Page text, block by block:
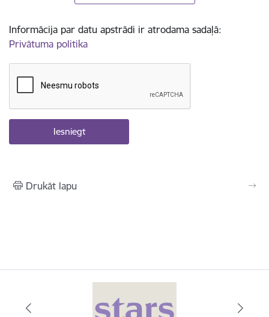
Informācija par datu apstrādi ir atrodama sadaļā:
Privātuma politika
Drukāt lapu